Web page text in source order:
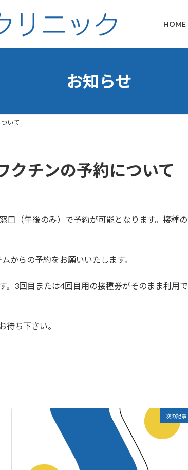
HOME
お知らせ
いて
クチンの予約について
口（午後のみ）で予約が可能となります。接種の
からの予約をお願いいたします。
。3回目または4回目用の接種券がそのまま利用で
待ち下さい。
次の記事